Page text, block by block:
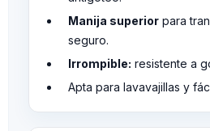
Manija superior para
seguro.
Irrompible: resistente a
Apta para lavavajillas y